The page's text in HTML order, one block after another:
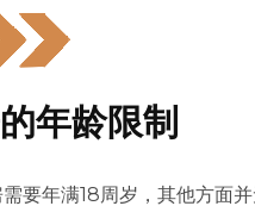
年龄限制
要年满18周岁，其他方面